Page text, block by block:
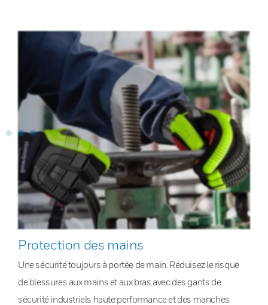
Protection des mains
Une sécurité toujours à portée de main. Réduisez le risque
de blessures aux mains et aux bras avec des gants de
sécurité industriels haute performance et des manches